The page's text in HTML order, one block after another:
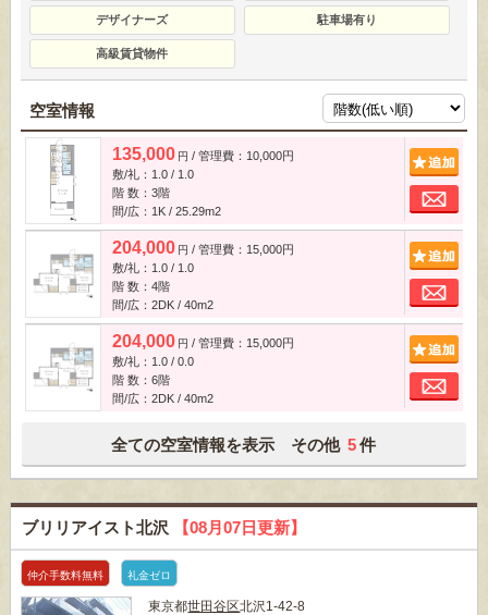
デザイナーズ 駐車場有り
高級賃貸物件
空室情報
135,000 円 / 管理費：10,000円
敷/礼：1.0 / 1.0
階 数：3階
間/広：1K / 25.29m2
204,000 円 / 管理費：15,000円
敷/礼：1.0 / 1.0
階 数：4階
間/広：2DK / 40m2
204,000 円 / 管理費：15,000円
敷/礼：1.0 / 0.0
階 数：6階
間/広：2DK / 40m2
全ての空室情報を表示 その他 5 件
ブリリアイスト北沢 【08月07日更新】
仲介手数料無料 礼金ゼロ
東京都世田谷区北沢1-42-8